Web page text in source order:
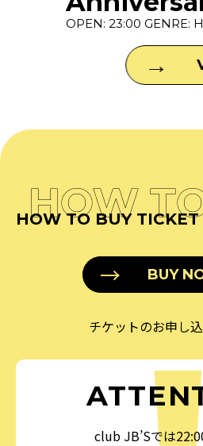
OPEN: 23:00 GENRE: HIP
VIEW
HOW
HOW TO BUY TICKET
BUY
チケットのお申し
club JB’Sでは